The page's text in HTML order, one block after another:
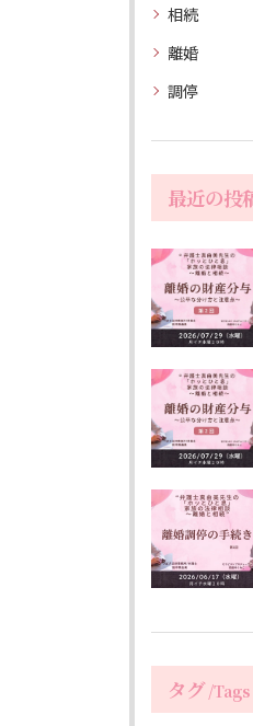
相続
離婚
調停
最近の投
タグ Tags